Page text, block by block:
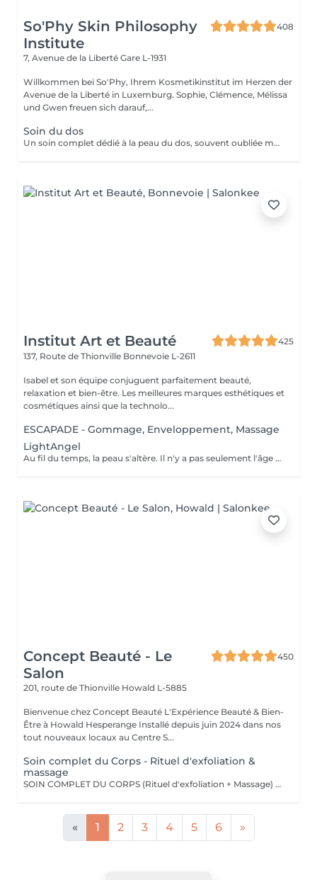
So'Phy Skin Philosophy
Institute
408
7, Avenue de la Liberté Gare L-1931
Willkommen bei So'Phy, Ihrem Kosmetikinstitut im Herzen der
Avenue de la Liberté in Luxemburg. Sophie, Clémence, Mélissa
und Gwen freuen sich darauf,...
Soin du dos
Un soin complet dédié à la peau du dos, souvent oubliée mais pourtant sujette aux tensions et aux imperfections. Ce soin débute par un nettoyage et une exfoliation afin de purifier la peau, affiner le grain de peau et améliorer sa texture. Selon vos besoins et la durée choisie (30 ou 60 minutes), un travail plus ciblé peut être réalisé pour désincruster la peau et rééquilibrer les zones concernées. Le soin se termine par un massage relaxant, permettant de relâcher les tensions accumulées et de procurer une sensation immédiate de bien-être. La peau est plus nette, plus douce et le dos profondément détendu. Un soin idéal pour prendre soin de cette zone souvent négligée tout en s'accordant un moment de détente.
Institut Art et Beauté
425
137, Route de Thionville Bonnevoie L-2611
Isabel et son équipe conjuguent parfaitement beauté,
relaxation et bien-être. Les meilleures marques esthétiques et
cosmétiques ainsi que la technolo...
ESCAPADE - Gommage, Enveloppement, Massage
LightAngel
Au fil du temps, la peau s'altère. Il n'y a pas seulement l'âge mais aussi le tabac, l'alcool ou encore le soleil qui participent au vieillissement de la peau. Créé pour le traitement d'esthétique facial, le Light Angel est un appareil qui fait usage de la technique de photomodulation traitement par LED combiné à un cosmétique. Est utilisé pour de nombreux traitements tels que le ° Raffermissement cutané, ° L'anti-âge, les rides et lignes d'expressions ° Traitement de pigmentation, l'hydratation cutanée ° Répare l'acné, ° Le blanchiment dentaire. L'absorption de la lumière par la mélanine permet une reconstruction dermo-épidermique. Permet également de combler vos rides, de faire disparaitre vos rougeurs ou vos vergetures, de rendre vos dents plus blanches ou d'accélérer la repousse de vos cheveux. La séance entre 30 et 90 min. La zone à traiter est nettoyée puis soumise au programme adapté. On y applique ensuite un masque de gel avant l'exposition à la lumière.
Concept Beauté - Le
Salon
450
201, route de Thionville Howald L-5885
Bienvenue chez Concept Beauté L'Expérience Beauté & Bien-
Être à Howald Hesperange Installé depuis juin 2024 dans nos
tout nouveaux locaux au Centre S...
Soin complet du Corps - Rituel d'exfoliation &
massage
SOIN COMPLET DU CORPS (Rituel d'exfoliation + Massage) Un soin divin combinant un gommage doux et un massage relaxant pour une peau sublimée et un corps détendu. L'exfoliation, réalisée avec le Body Strategist Scrub de Comfort Zone, élimine les cellules mortes, affine le grain de peau et prépare à l'absorption des actifs hydratants. Le massage qui suit nourrit et apaise la peau grâce aux textures veloutées et aux actifs régénérants des huiles de soin Comfort Zone, pour une sensation de bien-être absolu.
« 1 2 3 4 5 6 »